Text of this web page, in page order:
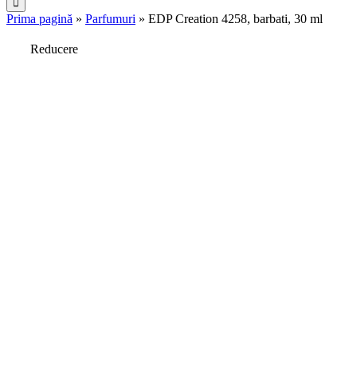
Prima pagină » Parfumuri » EDP Creation 4258, barbati, 30 ml
Reducere